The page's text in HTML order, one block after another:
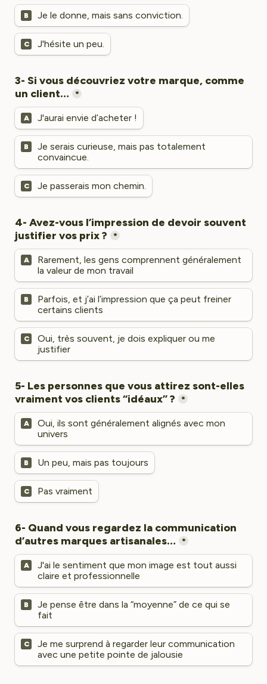
B Je le donne, mais sans conviction.
C J'hésite un peu.
3- Si vous découvriez votre marque, comme
*
A J'aurai envie d’acheter !
B
Je serais curieuse, mais pas totalement
convaincue.
C Je passerais mon chemin.
4- Avez-vous l’impression de devoir souvent
*
A
Rarement, les gens comprennent généralement
la valeur de mon travail
B
Parfois, et j’ai l’impression que ça peut freiner
certains clients
C
Oui, très souvent, je dois expliquer ou me
justifier
5- Les personnes que vous attirez sont-elles
*
A
Oui, ils sont généralement alignés avec mon
univers
B Un peu, mais pas toujours
C Pas vraiment
6- Quand vous regardez la communication
*
A
J'ai le sentiment que mon image est tout aussi
claire et professionnelle
B
Je pense être dans la “moyenne” de ce qui se
fait
C
Je me surprend à regarder leur communication
avec une petite pointe de jalousie